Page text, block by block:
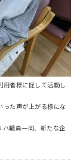
用者様に促して活動し
った声が上がる様にな
職員一同、新たな企